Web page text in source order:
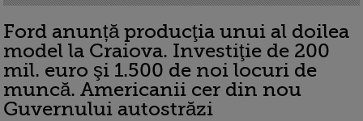
Ford anunță producţia unui al doilea
model la Craiova. Investiţie de 200
mil. euro şi 1.500 de noi locuri de
muncă. Americanii cer din nou
Guvernului autostrăzi